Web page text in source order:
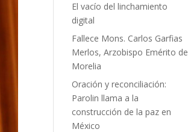
El vacío del linchamiento
digital
Fallece Mons. Carlos Garfias
Merlos, Arzobispo Emérito de
Morelia
Oración y reconciliación:
Parolin llama a la
construcción de la paz en
México